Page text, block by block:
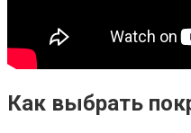
Как выбрать